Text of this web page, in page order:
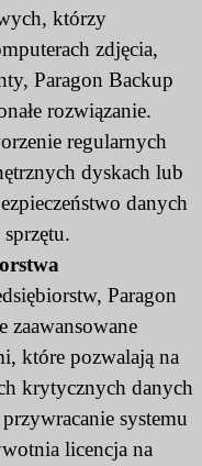
którzy
zdjęcia,
Paragon Backup
rozwiązanie.
regularnych
dyskach lub
danych
Paragon
zaawansowane
które pozwalają na
krytycznych danych
systemu
licencja na